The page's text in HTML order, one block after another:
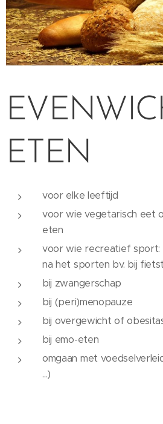
ETEN
voor elke leeftijd
voor wie vegetarisch eet
eten
voor wie recreatief sport:
na het sporten bv. bij
bij zwangerschap
bij (peri)menopauze
bij overgewicht of
bij emo-eten
omgaan met
...)